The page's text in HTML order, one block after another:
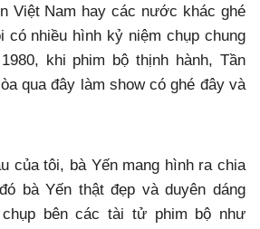
Việt Nam hay các nước khác ghé
có nhiều hình kỷ niệm chụp chung
khi phim bộ thịnh hành, Tần
qua đây làm show có ghé đây và
của tôi, bà Yến mang hình ra chia
bà Yến thật đẹp và duyên dáng
bên các tài tử phim bộ như